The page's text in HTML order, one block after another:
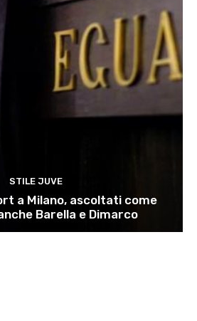
STILE JUVE
a Milano, ascoltati come
Barella e Dimarco